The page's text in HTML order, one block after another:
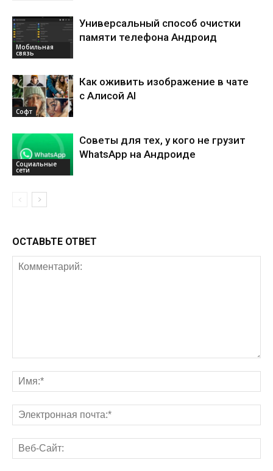
Мобильная
связь
Универсальный способ очистки
памяти телефона Андроид
Софт
Как оживить изображение в чате
с Алисой AI
Социальные
сети
Советы для тех, у кого не грузит
WhatsApp на Андроиде
ОСТАВЬТЕ ОТВЕТ